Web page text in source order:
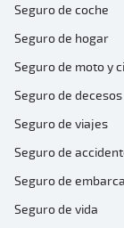
Seguro de coche
Seguro de hogar
Seguro de moto y
Seguro de decesos
Seguro de viajes
Seguro de
Seguro de
Seguro de vida